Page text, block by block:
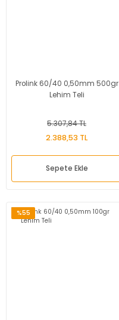
Prolink 60/40 0,50mm 500gr
Lehim Teli
5.307,84 TL
2.388,53 TL
Sepete Ekle
%55